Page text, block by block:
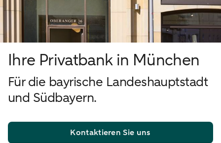
Ihre Privatbank in München
Für die bayrische Landeshauptstadt
und Südbayern.
Kontaktieren Sie uns